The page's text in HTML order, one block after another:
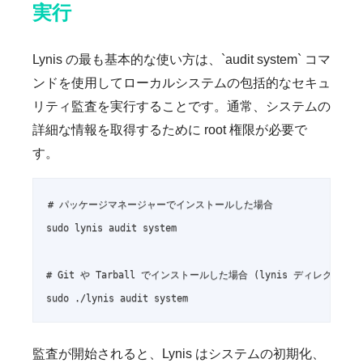
実行
Lynis の最も基本的な使い方は、`audit system` コマ
ンドを使用してローカルシステムの包括的なセキュ
リティ監査を実行することです。通常、システムの
詳細な情報を取得するために root 権限が必要で
す。
# パッケージマネージャーでインストールした場合
sudo lynis audit system
# Git や Tarball でインストールした場合 (lynis ディレクトリ内
sudo ./lynis audit system
監査が開始されると、Lynis はシステムの初期化、